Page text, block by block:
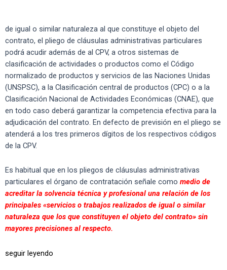
de igual o similar naturaleza al que constituye el objeto del
contrato, el pliego de cláusulas administrativas particulares
podrá acudir además de al CPV, a otros sistemas de
clasificación de actividades o productos como el Código
normalizado de productos y servicios de las Naciones Unidas
(UNSPSC), a la Clasificación central de productos (CPC) o a la
Clasificación Nacional de Actividades Económicas (CNAE), que
en todo caso deberá garantizar la competencia efectiva para la
adjudicación del contrato. En defecto de previsión en el pliego se
atenderá a los tres primeros dígitos de los respectivos códigos
de la CPV.
Es habitual que en los pliegos de cláusulas administrativas
particulares el órgano de contratación señale como medio de
acreditar la solvencia técnica y profesional una relación de los
principales «servicios o trabajos realizados de igual o similar
naturaleza que los que constituyen el objeto del contrato» sin
mayores precisiones al respecto.
seguir leyendo